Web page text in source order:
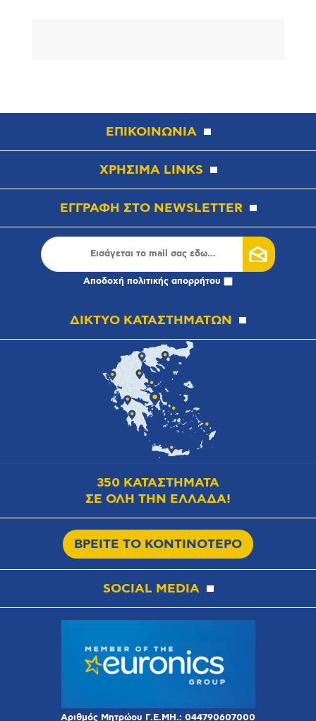
ΕΠΙΚΟΙΝΩΝΙΑ
ΧΡΗΣΙΜΑ LINKS
ΕΓΓΡΑΦΗ ΣΤΟ NEWSLETTER
Αποδοχή πολιτικής απορρήτου
ΔΙΚΤΥΟ ΚΑΤΑΣΤΗΜΑΤΩΝ
350 ΚΑΤΑΣΤΗΜΑΤΑ
ΣΕ ΟΛΗ ΤΗΝ ΕΛΛΑΔΑ!
ΒΡΕΙΤΕ ΤΟ ΚΟΝΤΙΝΟΤΕΡΟ
SOCIAL MEDIA